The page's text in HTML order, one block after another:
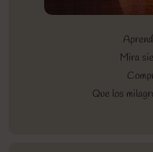
Mira
Que los